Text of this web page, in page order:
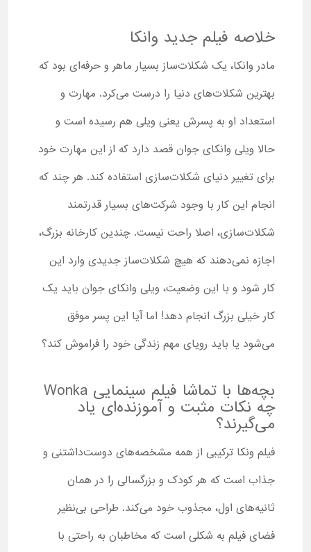
خلاصه فیلم جدید وانکا
مادر وانکا، یک شکلات‌ساز بسیار ماهر و حرفه‌ای بود که
بهترین شکلات‌های دنیا را درست می‌کرد. مهارت و
استعداد او به پسرش یعنی ویلی هم رسیده است و
حالا ویلی وانکای جوان قصد دارد که از این مهارت خود
برای تغییر دنیای شکلات‌سازی استفاده کند. هر چند که
انجام این کار با وجود شرکت‌های بسیار قدرتمند
شکلات‌سازی، اصلا راحت نیست. چندین کارخانه بزرگ،
اجازه نمی‌دهند که هیچ شکلات‌ساز جدیدی وارد این
کار شود و با این وضعیت، ویلی وانکای جوان باید یک
کار خیلی بزرگ انجام دهد! اما آیا این پسر موفق
می‌شود یا باید رویای مهم زندگی خود را فراموش کند؟
بچه‌ها با تماشا فیلم سینمایی Wonka
چه نکات مثبت و آموزنده‌ای یاد
می‌گیرند؟
فیلم ونکا ترکیبی از همه مشخصه‌های دوست‌داشتنی و
جذاب است که هر کودک و بزرگسالی را در همان
ثانیه‌های اول، مجذوب خود می‌کند. طراحی بی‌نظیر
فضای فیلم به شکلی است که مخاطبان به راحتی با